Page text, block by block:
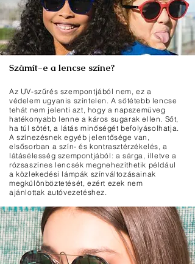
Számít-e a lencse színe?
Az UV-szűrés szempontjából nem, ez a
védelem ugyanis színtelen. A sötétebb lencse
tehát nem jelenti azt, hogy a napszemüveg
hatékonyabb lenne a káros sugarak ellen. Sőt,
ha túl sötét, a látás minőségét befolyásolhatja.
A színezésnek egyéb jelentősége van,
elsősorban a szín- és kontrasztérzékelés, a
látásélesség szempontjából: a sárga, illetve a
rózsaszínes lencsék megnehezíthetik például
a közlekedési lámpák színváltozásainak
megkülönböztetését, ezért ezek nem
ajánlottak autóvezetéshez.